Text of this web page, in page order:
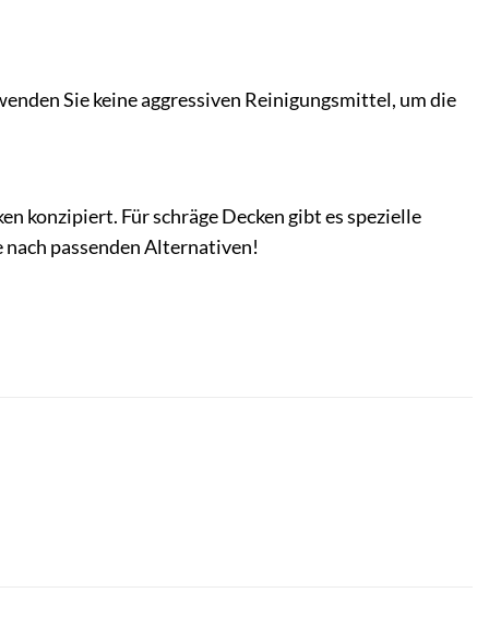
Sie keine aggressiven Reinigungsmittel, um die
konzipiert. Für schräge Decken gibt es spezielle
nach passenden Alternativen!